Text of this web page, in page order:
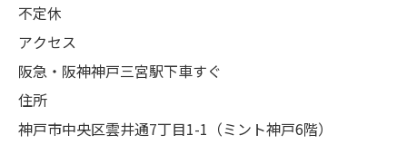
不定休
アクセス
阪急・阪神神戸三宮駅下車すぐ
住所
神戸市中央区雲井通7丁目1-1（ミント神戸6階）